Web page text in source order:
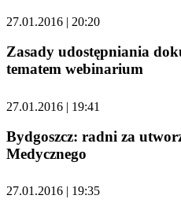
27.01.2016 | 20:20
Zasady udostępniania
tematem webinarium
27.01.2016 | 19:41
Bydgoszcz: radni za
Medycznego
27.01.2016 | 19:35